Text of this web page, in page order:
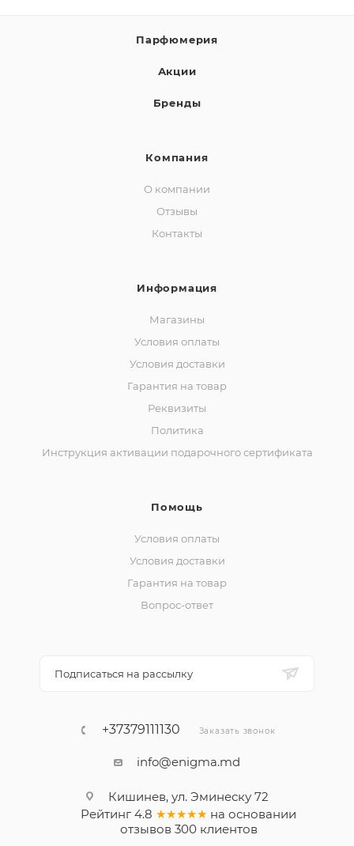
Парфюмерия
Акции
Бренды
Компания
О компании
Отзывы
Контакты
Информация
Магазины
Условия оплаты
Условия доставки
Гарантия на товар
Реквизиты
Политика
Инструкция активации подарочного сертификата
Помощь
Условия оплаты
Условия доставки
Гарантия на товар
Вопрос-ответ
Подписаться на рассылку
+37379111130 Заказать звонок
info@enigma.md
Кишинев, ул. Эминеску 72
Рейтинг 4.8 ★★★★★ на основании
отзывов 300клиентов